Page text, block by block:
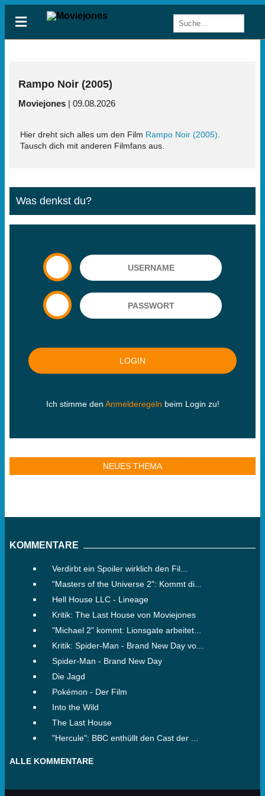
Rampo Noir (2005)
Moviejones| 09.08.2026
Hier dreht sich alles um den Film Rampo Noir (2005)
Tausch dich mit anderen Filmfans aus.
Was denkst du?
Ich stimme den Anmelderegeln beim Login zu!
NEUES THEMA
KOMMENTARE
Verdirbt ein Spoiler wirklich den Fil...
"Masters of the Universe 2": Kommt di...
Hell House LLC - Lineage
Kritik: The Last House von Moviejones
"Michael 2" kommt: Lionsgate arbeitet...
Kritik: Spider-Man - Brand New Day vo...
Spider-Man - Brand New Day
Die Jagd
Pokémon - Der Film
Into the Wild
The Last House
"Hercule": BBC enthüllt den Cast der ...
ALLE KOMMENTARE